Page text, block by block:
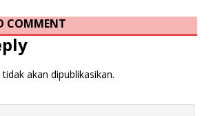
COMMENT
akan dipublikasikan.